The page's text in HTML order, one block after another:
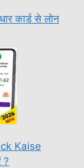
कार्ड से लोन
Kaise
?